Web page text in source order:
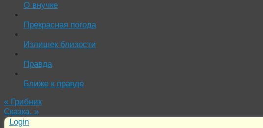
О внучке
Прекрасная погода
Излишек близости
Правда
Ближе к правде
« Грибник
Сказка. »
Login